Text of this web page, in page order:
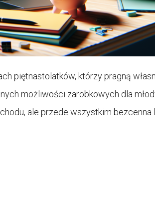
piętnastolatków, którzy pragną
możliwości zarobkowych dla
ale przede wszystkim bezcenna